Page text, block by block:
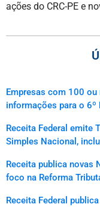
ações do CRC-PE e
Empresas com 100
informações para o 6º
Receita Federal emite
Simples Nacional,
Receita publica novas
foco na Reforma
Receita Federal